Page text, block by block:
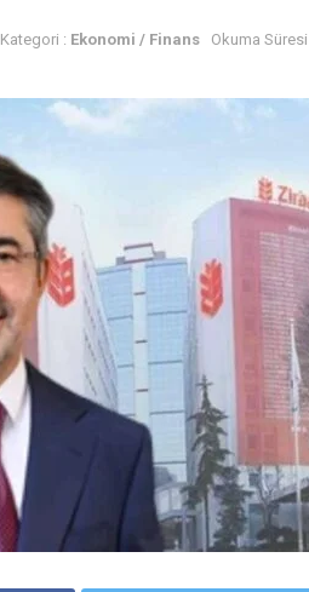
Kategori : Ekonomi / Finans Okuma